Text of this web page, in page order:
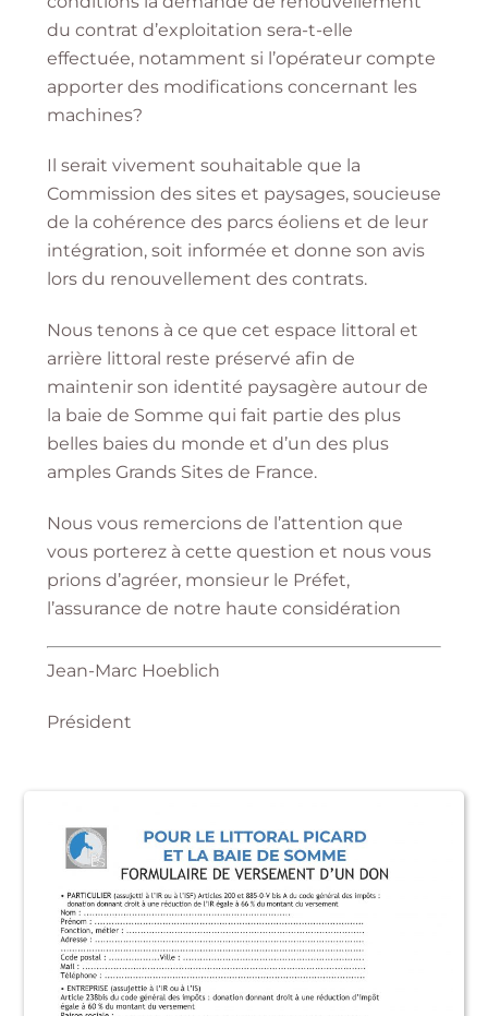
du contrat d’exploitation sera-t-elle
effectuée, notamment si l’opérateur compte
apporter des modifications concernant les
machines?
Il serait vivement souhaitable que la
Commission des sites et paysages, soucieuse
de la cohérence des parcs éoliens et de leur
intégration, soit informée et donne son avis
lors du renouvellement des contrats.
Nous tenons à ce que cet espace littoral et
arrière littoral reste préservé afin de
maintenir son identité paysagère autour de
la baie de Somme qui fait partie des plus
belles baies du monde et d’un des plus
amples Grands Sites de France.
Nous vous remercions de l’attention que
vous porterez à cette question et nous vous
prions d’agréer, monsieur le Préfet,
l’assurance de notre haute considération
Jean-Marc Hoeblich
Président